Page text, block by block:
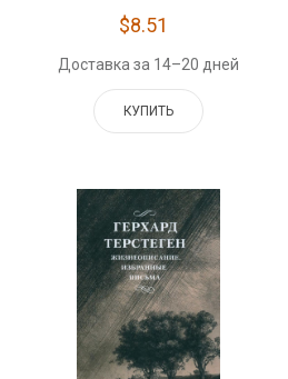
$8.51
Доставка за 14–20 дней
КУПИТЬ